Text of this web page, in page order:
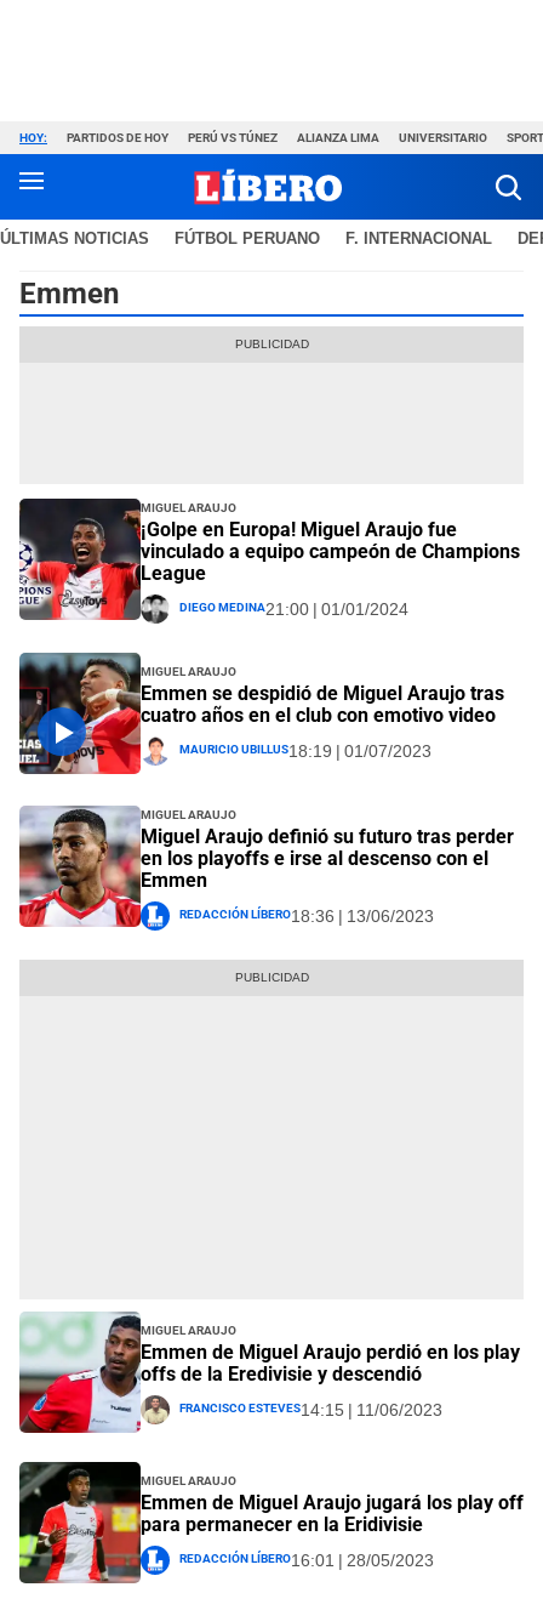
HOY: PARTIDOS DE HOY PERÚ VS TÚNEZ ALIANZA LIMA UNIVERSITARIO
ÚLTIMAS NOTICIAS FÚTBOL PERUANO F. INTERNACIONAL
Emmen
Miguel Araujo
¡Golpe en Europa! Miguel Araujo fue
vinculado a equipo campeón de Champions
League
Diego Medina21:00 | 01/01/2024
Miguel Araujo
Emmen se despidió de Miguel Araujo tras
cuatro años en el club con emotivo video
Mauricio Ubillus18:19 | 01/07/2023
Miguel Araujo
Miguel Araujo definió su futuro tras perder
en los playoffs e irse al descenso con el
Emmen
Redacción Líbero18:36 | 13/06/2023
Miguel Araujo
Emmen de Miguel Araujo perdió en los play
offs de la Eredivisie y descendió
Francisco Esteves14:15 | 11/06/2023
Miguel Araujo
Emmen de Miguel Araujo jugará los play off
para permanecer en la Eridivisie
Redacción Líbero16:01 | 28/05/2023